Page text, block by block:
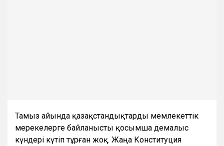
Тамыз айында қазақстандықтарды мемлекеттік
мерекелерге байланысты қосымша демалыс
күндері күтіп тұрған жоқ. Жаңа Конституция